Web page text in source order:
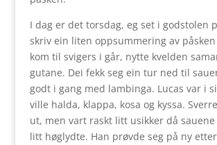
I dag er det torsdag, eg set i godstolen
skriv ein liten oppsummering av
kom til svigers i går, nytte kvelden
gutane. Dei fekk seg ein tur ned til
godt i gang med lambinga. Lucas var i
ville halda, klappa, kosa og kyssa.
ut, men vart raskt litt usikker då
litt høglydte. Han prøvde seg på ny